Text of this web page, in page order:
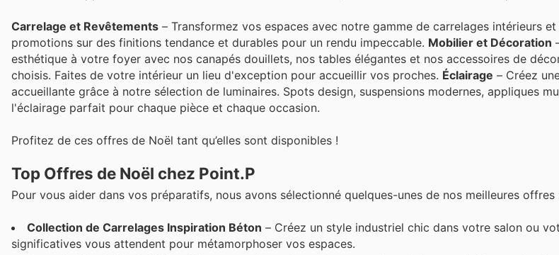
Carrelage et Revêtements – Transformez vos espaces avec notre gamme de carrelages intérieurs
promotions sur des finitions tendance et durables pour un rendu impeccable. Mobilier et Décoration
esthétique à votre foyer avec nos canapés douillets, nos tables élégantes et nos accessoires de
choisis. Faites de votre intérieur un lieu d'exception pour accueillir vos proches. Éclairage – Créez
accueillante grâce à notre sélection de luminaires. Spots design, suspensions modernes, appliques
l'éclairage parfait pour chaque pièce et chaque occasion.
Profitez de ces offres de Noël tant qu’elles sont disponibles !
Top Offres de Noël chez Point.P
Pour vous aider dans vos préparatifs, nous avons sélectionné quelques-unes de nos meilleures offres
Collection de Carrelages Inspiration Béton – Créez un style industriel chic dans votre salon ou
significatives vous attendent pour métamorphoser vos espaces.